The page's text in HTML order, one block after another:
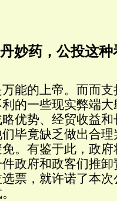
妙药，公投这种
能的上帝。而而
的一些现实弊端
优势、经贸收益
毕竟缺乏做出合
。有鉴于此，政
政府和政客们推
票，就许诺了本